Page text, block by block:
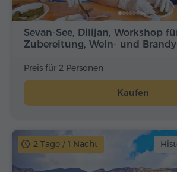
Sevan-See, Dilijan, Workshop
Zubereitung, Wein- und
Preis für 2 Personen
Kaufen
2 Tage / 1 Nacht